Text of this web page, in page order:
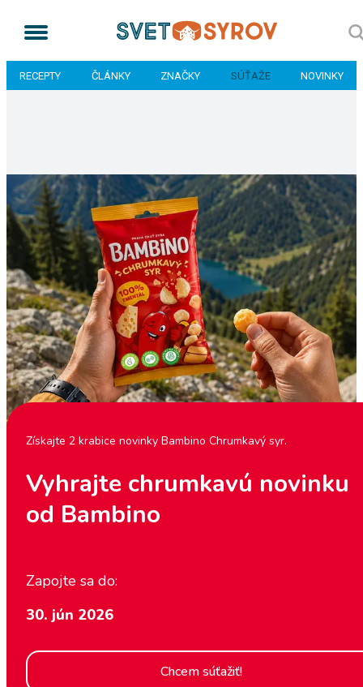
RECEPTY ČLÁNKY ZNAČKY SÚŤAŽE NOVINKY
Získajte 2 krabice novinky Bambino Chrumkavý syr.
Vyhrajte chrumkavú novinku
od Bambino
Zapojte sa do:
30. jún 2026
Chcem súťažiť!